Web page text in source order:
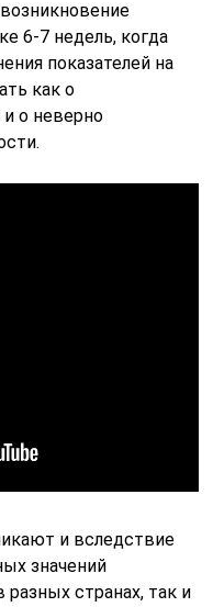
6-7 недель, когда
показателей на
как о
и о неверно
и вследствие
значений
разных странах, так и